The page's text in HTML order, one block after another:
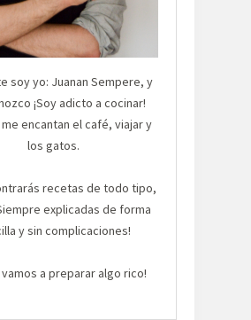
soy yo: Juanan Sempere, y
¡Soy adicto a cocinar!
encantan el café, viajar y
los gatos.
recetas de todo tipo,
explicadas de forma
y sin complicaciones!
vamos a preparar algo rico!